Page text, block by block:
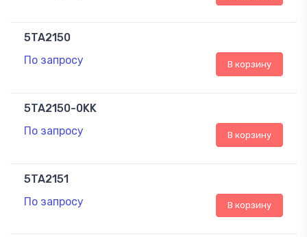
5TA2150
По запросу
В корзину
5TA2150-0KK
По запросу
В корзину
5TA2151
По запросу
В корзину